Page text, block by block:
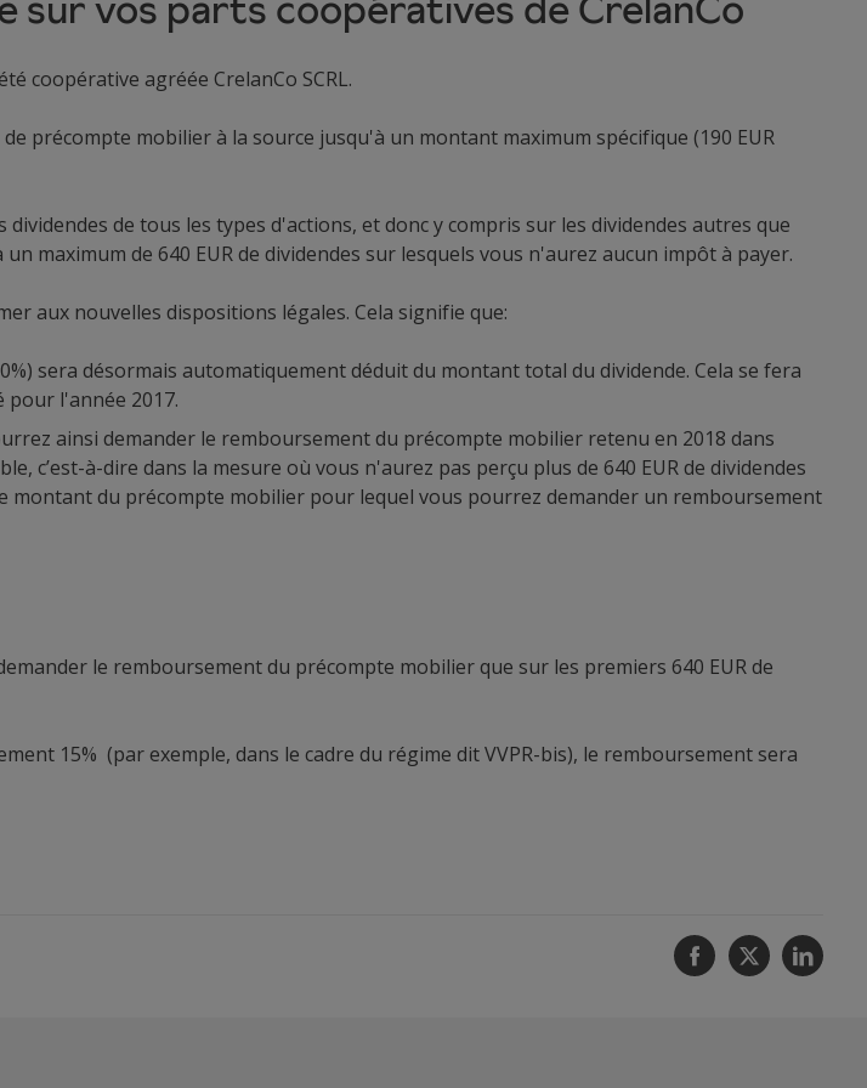
coopérative agréée CrelanCo SCRL.
précompte mobilier à la source jusqu'à un montant maximum spécifique (190 EUR
de tous les types d'actions, et donc y compris sur les dividendes autres que
maximum de 640 EUR de dividendes sur lesquels vous n'aurez aucun impôt à payer.
aux nouvelles dispositions légales. Cela signifie que:
sera désormais automatiquement déduit du montant total du dividende. Cela se fera
pour l'année 2017.
ainsi demander le remboursement du précompte mobilier retenu en 2018 dans
c’est-à-dire dans la mesure où vous n'aurez pas perçu plus de 640 EUR de dividendes
montant du précompte mobilier pour lequel vous pourrez demander un remboursement
le remboursement du précompte mobilier que sur les premiers 640 EUR de
15% (par exemple, dans le cadre du régime dit VVPR-bis), le remboursement sera
Facebook
Twitter